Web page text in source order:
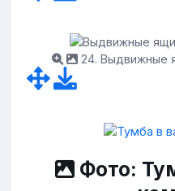
24. Выдвижные
Фото: